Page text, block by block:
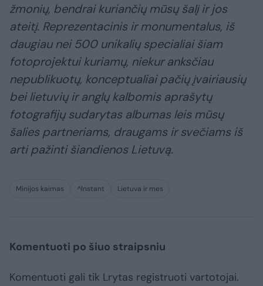
žmonių, bendrai kuriančių mūsų šalį ir jos
ateitį. Reprezentacinis ir monumentalus, iš
daugiau nei 500 unikalių specialiai šiam
fotoprojektui kuriamų, niekur anksčiau
nepublikuotų, konceptualiai pačių įvairiausių
bei lietuvių ir anglų kalbomis aprašytų
fotografijų sudarytas albumas leis mūsų
šalies partneriams, draugams ir svečiams iš
arti pažinti šiandienos Lietuvą.
Minijos kaimas ^Instant Lietuva ir mes
Komentuoti po šiuo straipsniu
Komentuoti gali tik Lrytas registruoti vartotojai.